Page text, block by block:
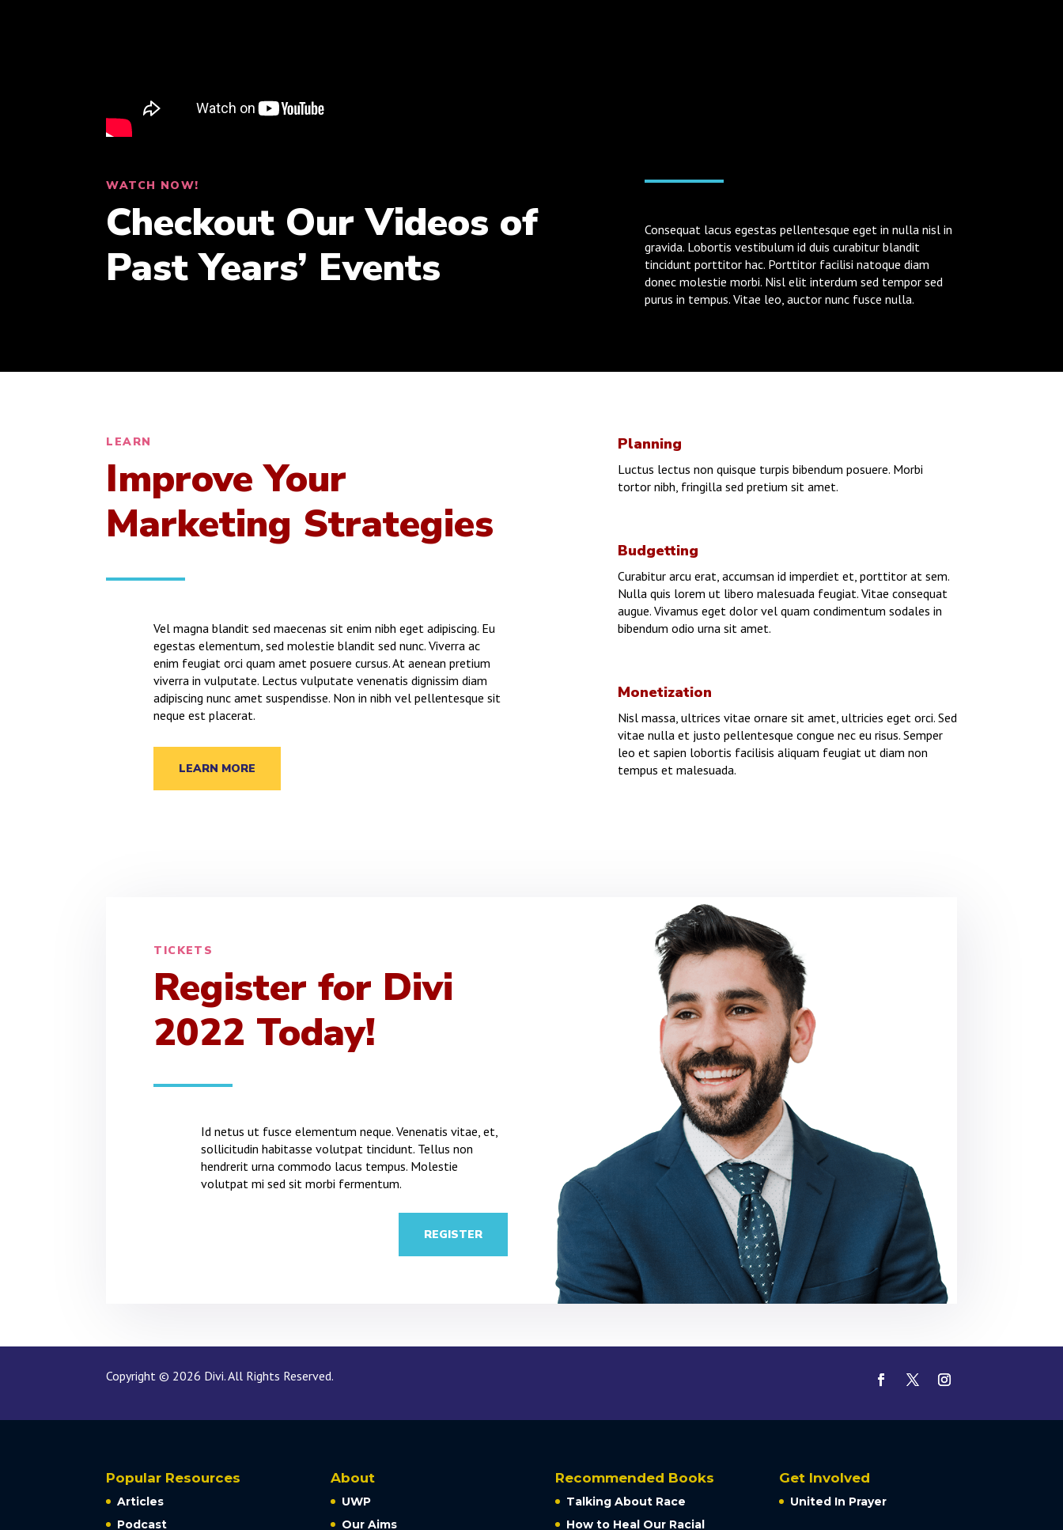
WATCH NOW!
Checkout Our Videos of
Past Years’ Events
Consequat lacus egestas pellentesque eget in nulla nisl in
gravida. Lobortis vestibulum id duis curabitur blandit
tincidunt porttitor hac. Porttitor facilisi natoque diam
donec molestie morbi. Nisl elit interdum sed tempor sed
purus in tempus. Vitae leo, auctor nunc fusce nulla.
LEARN
Improve Your
Marketing Strategies
Vel magna blandit sed maecenas sit enim nibh eget adipiscing. Eu
egestas elementum, sed molestie blandit sed nunc. Viverra ac
enim feugiat orci quam amet posuere cursus. At aenean pretium
viverra in vulputate. Lectus vulputate venenatis dignissim diam
adipiscing nunc amet suspendisse. Non in nibh vel pellentesque sit
neque est placerat.
LEARN MORE
Planning
Luctus lectus non quisque turpis bibendum posuere. Morbi
tortor nibh, fringilla sed pretium sit amet.
Budgetting
Curabitur arcu erat, accumsan id imperdiet et, porttitor at sem.
Nulla quis lorem ut libero malesuada feugiat. Vitae consequat
augue. Vivamus eget dolor vel quam condimentum sodales in
bibendum odio urna sit amet.
Monetization
Nisl massa, ultrices vitae ornare sit amet, ultricies eget orci. Sed
vitae nulla et justo pellentesque congue nec eu risus. Semper
leo et sapien lobortis facilisis aliquam feugiat ut diam non
tempus et malesuada.
TICKETS
Register for Divi
2022 Today!
Id netus ut fusce elementum neque. Venenatis vitae, et,
sollicitudin habitasse volutpat tincidunt. Tellus non
hendrerit urna commodo lacus tempus. Molestie
volutpat mi sed sit morbi fermentum.
REGISTER
Copyright © 2026 Divi. All Rights Reserved.
Popular Resources
Articles
Podcast
About
UWP
Our Aims
Recommended Books
Talking About Race
How to Heal Our Racial
Get Involved
United In Prayer